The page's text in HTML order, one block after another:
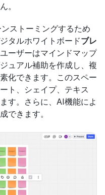
。
ストーミングするため
タルホワイトボードブレ
ーザーはマインドマップ
ュアル補助を作成し、複
化できます。このスペー
ト、シェイプ、テキス
す。さらに、AI機能によ
できます。